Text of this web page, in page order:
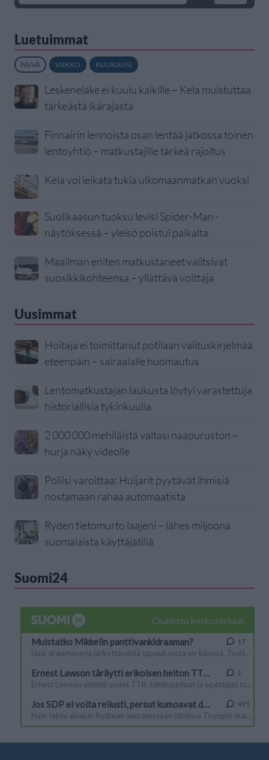
Luetuimmat
PÄIVÄ VIIKKO KUUKAUSI
Leskeneläke ei kuulu kaikille – Kela muistuttaa
tärkeästä ikärajasta
Finnairin lennoista osan lentää jatkossa toinen
lentoyhtiö – matkustajille tärkeä rajoitus
Kela voi leikata tukia ulkomaanmatkan vuoksi
Suolikaasun tuoksu levisi Spider-Man -
näytöksessä – yleisö poistui paikalta
Maailman eniten matkustaneet valitsivat
suosikkikohteensa – yllättävä voittaja
Uusimmat
Hoitaja ei toimittanut potilaan valituskirjelmää
eteenpäin – sairaalalle huomautus
Lentomatkustajan laukusta löytyi varastettuja
historiallisia tykinkuulia
2 000 000 mehiläistä valtasi naapuruston –
hurja näky videolle
Poliisi varoittaa: Huijarit pyytävät ihmisiä
nostamaan rahaa automaatista
Ryden tietomurto laajeni – lähes miljoona
suomalaista käyttäjätiliä
Suomi24